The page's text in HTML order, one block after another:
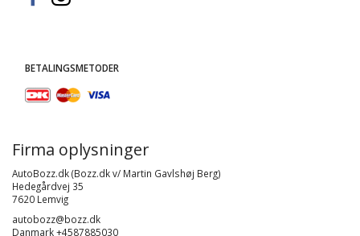
BETALINGSMETODER
Firma oplysninger
AutoBozz.dk (Bozz.dk v/ Martin Gavlshøj Berg)
Hedegårdvej 35
7620 Lemvig
autobozz@bozz.dk
Danmark +4587885030